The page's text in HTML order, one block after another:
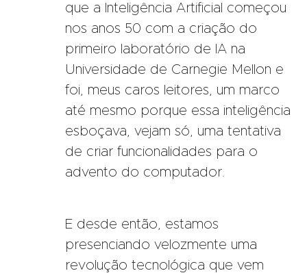
que a Inteligência Artificial começou
nos anos 50 com a criação do
primeiro laboratório de IA na
Universidade de Carnegie Mellon e
foi, meus caros leitores, um marco
até mesmo porque essa inteligência
esboçava, vejam só, uma tentativa
de criar funcionalidades para o
advento do computador.
E desde então, estamos
presenciando velozmente uma
revolução tecnológica que vem